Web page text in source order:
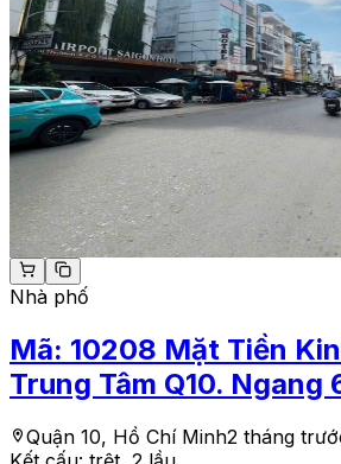
Nhà phố
Mã: 10208 Mặt Tiền
Trung Tâm Q10. Ngang
Quận 10, Hồ Chí Minh2 tháng